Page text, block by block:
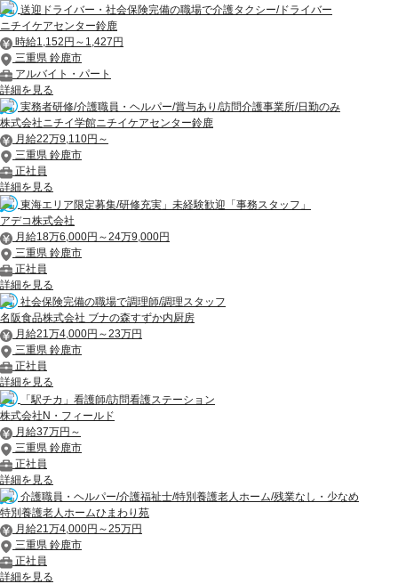
送迎ドライバー・社会保険完備の職場で介護タクシー/ドライバー
ニチイケアセンター鈴鹿
時給1,152円～1,427円
三重県 鈴鹿市
アルバイト・パート
詳細を見る
実務者研修/介護職員・ヘルパー/賞与あり/訪問介護事業所/日勤のみ
株式会社ニチイ学館ニチイケアセンター鈴鹿
月給22万9,110円～
三重県 鈴鹿市
正社員
詳細を見る
東海エリア限定募集/研修充実」未経験歓迎「事務スタッフ」
アデコ株式会社
月給18万6,000円～24万9,000円
三重県 鈴鹿市
正社員
詳細を見る
社会保険完備の職場で調理師/調理スタッフ
名阪食品株式会社 ブナの森すずか内厨房
月給21万4,000円～23万円
三重県 鈴鹿市
正社員
詳細を見る
「駅チカ」看護師/訪問看護ステーション
株式会社N・フィールド
月給37万円～
三重県 鈴鹿市
正社員
詳細を見る
介護職員・ヘルパー/介護福祉士/特別養護老人ホーム/残業なし・少なめ
特別養護老人ホームひまわり苑
月給21万4,000円～25万円
三重県 鈴鹿市
正社員
詳細を見る